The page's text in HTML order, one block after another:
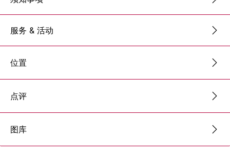
服务 & 活动
位置
点评
图库